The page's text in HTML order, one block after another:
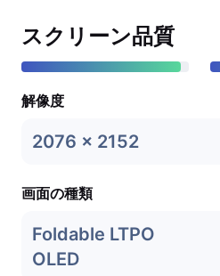
スクリーン品質
解像度
2076 x 2152
画面の種類
Foldable LTPO
OLED